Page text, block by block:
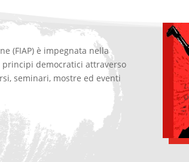
(FIAP) è impegnata nella
principi democratici attraverso
seminari, mostre ed eventi